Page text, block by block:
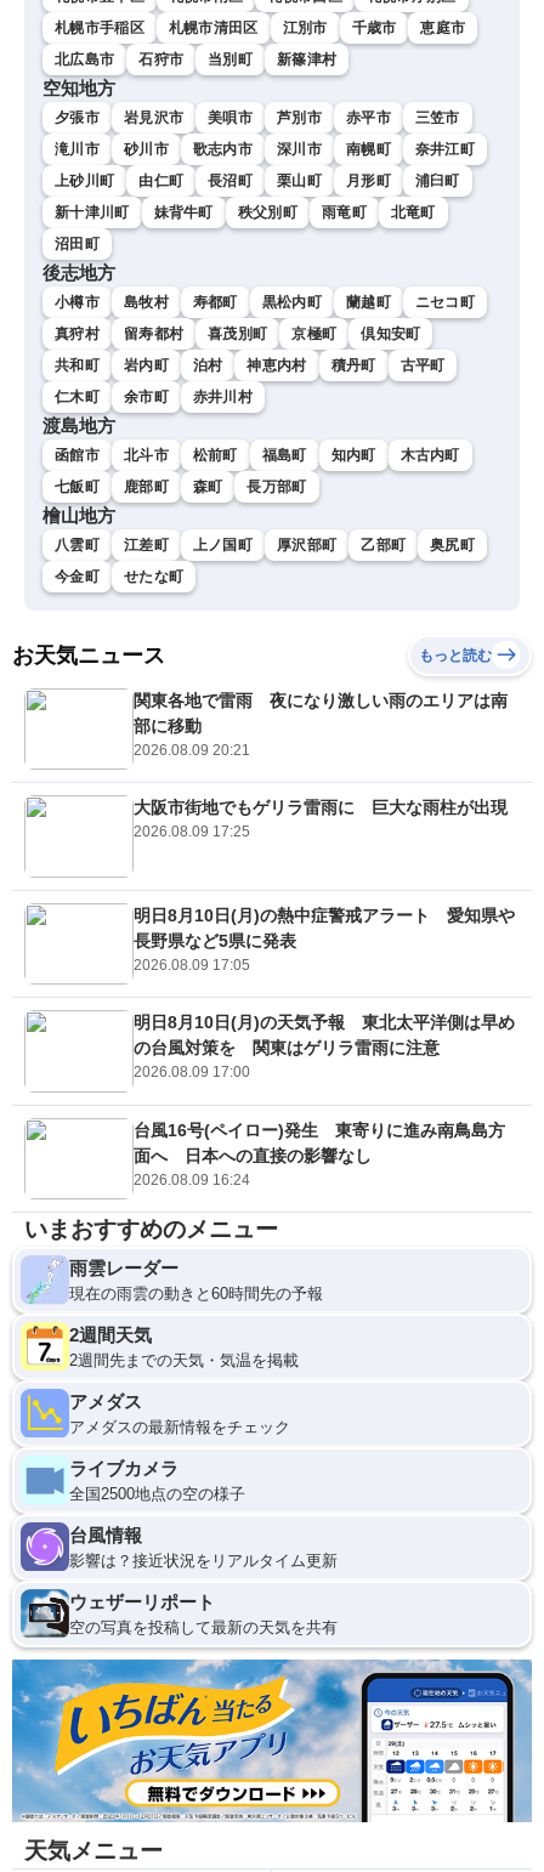
札幌市手稲区
札幌市清田区 江別市 千歳市
恵庭市
北広島市
石狩市 当別町 新篠津村
空知地方
夕張市 岩見沢市 美唄市 芦別市 赤平市
三笠市
滝川市
砂川市 歌志内市 深川市 南幌町
奈井江町
上砂川町
由仁町 長沼町 栗山町 月形町
浦臼町
新十津川町
妹背牛町 秩父別町 雨竜町
北竜町
沼田町
後志地方
小樽市 島牧村 寿都町 黒松内町 蘭越町
ニセコ町
真狩村
留寿都村 喜茂別町 京極町
倶知安町
共和町
岩内町 泊村 神恵内村 積丹町
古平町
仁木町
余市町 赤井川村
渡島地方
函館市 北斗市 松前町 福島町 知内町
木古内町
七飯町
鹿部町 森町 長万部町
檜山地方
八雲町 江差町 上ノ国町 厚沢部町 乙部町
奥尻町
今金町
せたな町
お天気ニュース もっと読む
関東各地で雷雨 夜になり激しい雨のエリアは南
部に移動
2026.08.09 20:21
大阪市街地でもゲリラ雷雨に 巨大な雨柱が出現
2026.08.09 17:25
明日8月10日(月)の熱中症警戒アラート 愛知県や
長野県など5県に発表
2026.08.09 17:05
明日8月10日(月)の天気予報 東北太平洋側は早め
の台風対策を 関東はゲリラ雷雨に注意
2026.08.09 17:00
台風16号(ペイロー)発生 東寄りに進み南鳥島方
面へ 日本への直接の影響なし
2026.08.09 16:24
いまおすすめのメニュー
雨雲レーダー
現在の雨雲の動きと60時間先の予報
2週間天気
2週間先までの天気・気温を掲載
アメダス
アメダスの最新情報をチェック
ライブカメラ
全国2500地点の空の様子
台風情報
影響は？接近状況をリアルタイム更新
ウェザーリポート
空の写真を投稿して最新の天気を共有
天気メニュー